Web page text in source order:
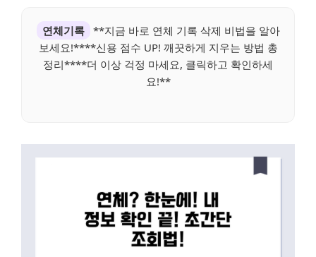
연체기록
**지금 바로 연체 기록 삭제 비법을 알아
보세요!****신용 점수 UP! 깨끗하게 지우는 방법 총
정리****더 이상 걱정 마세요, 클릭하고 확인하세
요!**